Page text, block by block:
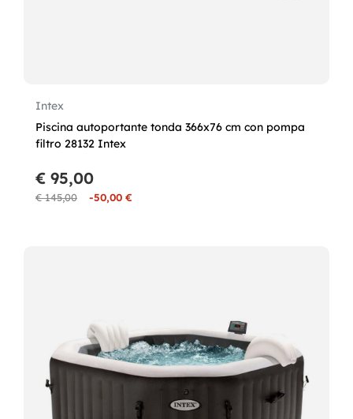
Intex
Piscina autoportante tonda 366x76 cm con pompa
filtro 28132 Intex
€ 145,00 -50,00 €
€ 95,00